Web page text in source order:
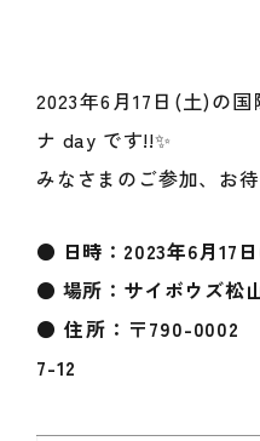
2023年6月17日(土)の
ナ day です!!✨
みなさまのご参加、お
● 日時：2023年6月17
● 場所：サイボウズ松
● 住所：〒790-0002
7-12